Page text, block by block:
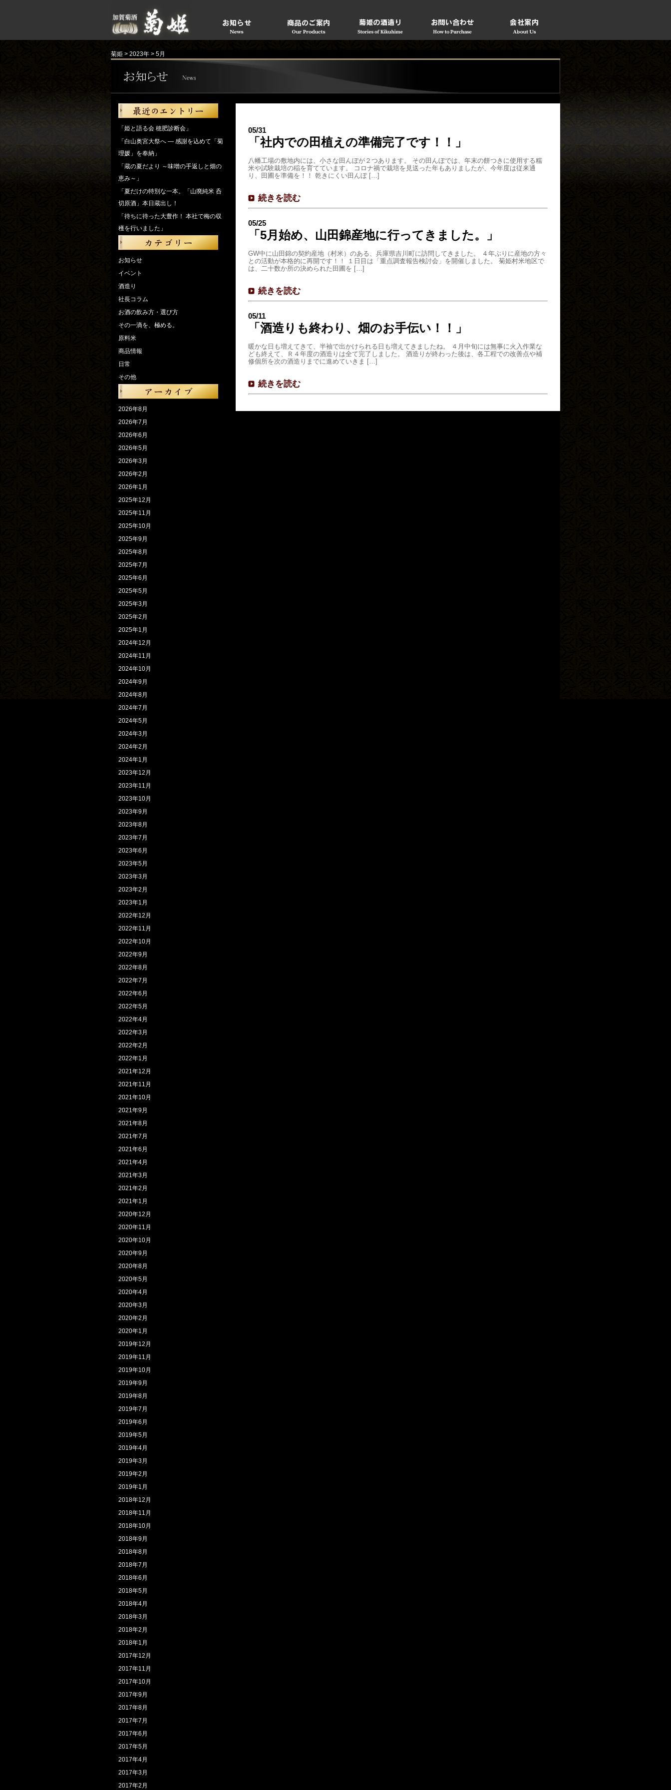
菊姫 > 2023年 > 5月
05/31
「社内での田植えの準備完了です！！」
八幡工場の敷地内には、小さな田んぼが２つあります。 その田んぼでは、年末の餅つきに使用する糯
米や試験栽培の稲を育てています。 コロナ禍で栽培を見送った年もありましたが、今年度は従来通
り、田圃を準備を！！ 乾きにくい田んぼ […]
続きを読む
05/25
「5月始め、山田錦産地に行ってきました。」
GW中に山田錦の契約産地（村米）のある、兵庫県吉川町に訪問してきました。 ４年ぶりに産地の方々
との活動が本格的に再開です！！ １日目は「重点調査報告検討会」を開催しました。 菊姫村米地区で
は、二十数か所の決められた田圃を […]
続きを読む
05/11
「酒造りも終わり、畑のお手伝い！！」
暖かな日も増えてきて、半袖で出かけられる日も増えてきましたね。 ４月中旬には無事に火入作業な
ども終えて、Ｒ４年度の酒造りは全て完了しました。 酒造りが終わった後は、各工程での改善点や補
修個所を次の酒造りまでに進めていきま […]
続きを読む
「姫と語る会 穂肥診断会」
「白山奥宮大祭へ ― 感謝を込めて「菊
理媛」を奉納」
「蔵の夏だより ～味噌の手返しと畑の
恵み～」
「夏だけの特別な一本。「山廃純米 呑
切原酒」本日蔵出し！
「待ちに待った大豊作！ 本社で梅の収
穫を行いました」
お知らせ
イベント
酒造り
社長コラム
お酒の飲み方・選び方
その一滴を、極める。
原料米
商品情報
日常
その他
2026年8月
2026年7月
2026年6月
2026年5月
2026年3月
2026年2月
2026年1月
2025年12月
2025年11月
2025年10月
2025年9月
2025年8月
2025年7月
2025年6月
2025年5月
2025年3月
2025年2月
2025年1月
2024年12月
2024年11月
2024年10月
2024年9月
2024年8月
2024年7月
2024年5月
2024年3月
2024年2月
2024年1月
2023年12月
2023年11月
2023年10月
2023年9月
2023年8月
2023年7月
2023年6月
2023年5月
2023年3月
2023年2月
2023年1月
2022年12月
2022年11月
2022年10月
2022年9月
2022年8月
2022年7月
2022年6月
2022年5月
2022年4月
2022年3月
2022年2月
2022年1月
2021年12月
2021年11月
2021年10月
2021年9月
2021年8月
2021年7月
2021年6月
2021年4月
2021年3月
2021年2月
2021年1月
2020年12月
2020年11月
2020年10月
2020年9月
2020年8月
2020年5月
2020年4月
2020年3月
2020年2月
2020年1月
2019年12月
2019年11月
2019年10月
2019年9月
2019年8月
2019年7月
2019年6月
2019年5月
2019年4月
2019年3月
2019年2月
2019年1月
2018年12月
2018年11月
2018年10月
2018年9月
2018年8月
2018年7月
2018年6月
2018年5月
2018年4月
2018年3月
2018年2月
2018年1月
2017年12月
2017年11月
2017年10月
2017年9月
2017年8月
2017年7月
2017年6月
2017年5月
2017年4月
2017年3月
2017年2月